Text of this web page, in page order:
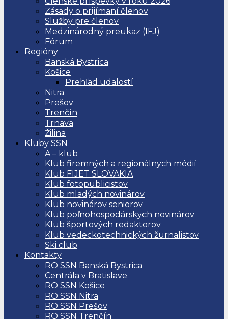
Zásady o prijímaní členov
Služby pre členov
Medzinárodný preukaz (IFJ)
Fórum
Regióny
Banská Bystrica
Košice
Prehľad udalostí
Nitra
Prešov
Trenčín
Trnava
Žilina
Kluby SSN
A – klub
Klub firemných a regionálnych médií
Klub FIJET SLOVAKIA
Klub fotopublicistov
Klub mladých novinárov
Klub novinárov seniorov
Klub poľnohospodárskych novinárov
Klub športových redaktorov
Klub vedeckotechnických žurnalistov
Ski club
Kontakty
RO SSN Banská Bystrica
Centrála v Bratislave
RO SSN Košice
RO SSN Nitra
RO SSN Prešov
RO SSN Trenčín